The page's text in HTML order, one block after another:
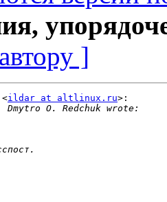
]
ildar at altlinux.ru>: